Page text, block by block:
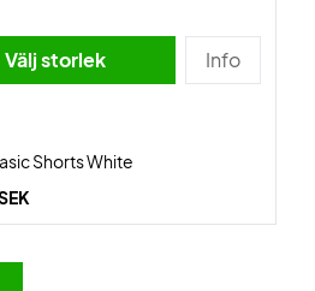
Välj storlek Info
Shorts White